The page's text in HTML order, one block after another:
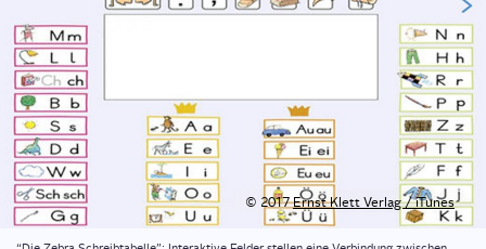
© 2017Ernst Klett Ver­lag / iTu­nes